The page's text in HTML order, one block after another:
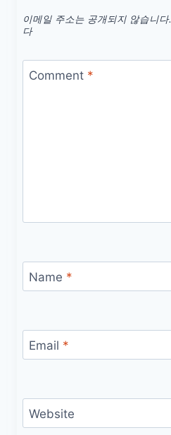
이메일 주소는 공개되지 않습니다.
다
Comment *
Name *
Email *
Website